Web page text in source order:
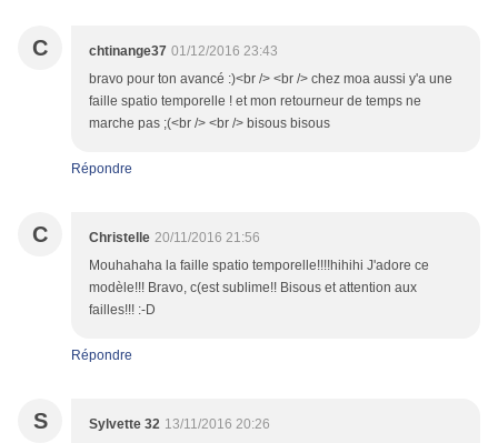
C chtinange37 01/12/2016 23:43
bravo pour ton avancé :)<br /> <br /> chez moa aussi y'a une
faille spatio temporelle ! et mon retourneur de temps ne
marche pas ;(<br /> <br /> bisous bisous
Répondre
C Christelle 20/11/2016 21:56
Mouhahaha la faille spatio temporelle!!!!hihihi J'adore ce
modèle!!! Bravo, c(est sublime!! Bisous et attention aux
failles!!! :-D
Répondre
S Sylvette 32 13/11/2016 20:26